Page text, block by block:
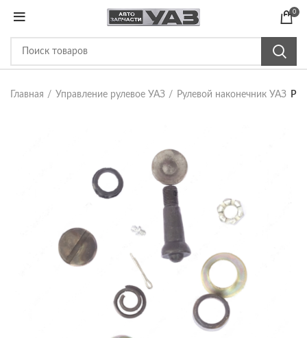
0
Главная Управление рулевое УАЗ Рулевой наконечник УАЗ